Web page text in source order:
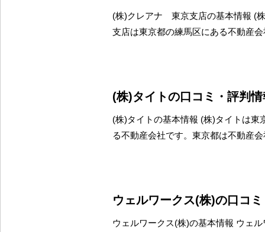
(株)クレアナ 東京支店の基本情報 (
支店は東京都の練馬区にある不動産
(株)タイトの口コミ・評判情
(株)タイトの基本情報 (株)タイトは東
る不動産会社です。東京都は不動産
ウェルワークス(株)の口コ
ウェルワークス(株)の基本情報 ウェ